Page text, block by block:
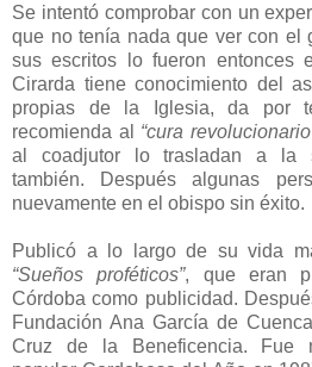
Se intentó comprobar con un
que no tenía nada que ver con el
sus escritos lo fueron entonces
Cirarda tiene conocimiento del
propias de la Iglesia, da por
recomienda al “cura
al coadjutor lo trasladan a la
también. Después algunas
nuevamente en el obispo sin éxito.
Publicó a lo largo de su vida
“Sueños proféticos”, que eran
Córdoba como publicidad.
Fundación Ana García de
Cruz de la Beneficencia. Fue